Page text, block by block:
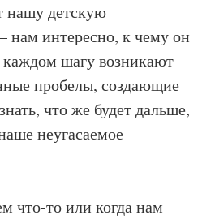
нашу детскую
нам интересно, к чему он
шагу возникают
пробелы, создающие
что же будет дальше,
неугасаемое
что-то или когда нам